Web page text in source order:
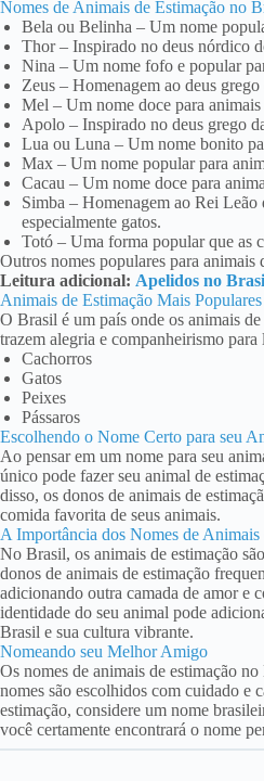
Nomes de Animais de Estimação no
Bela ou Belinha – Um nome
Thor – Inspirado no deus nórdico
Nina – Um nome fofo e popular
Zeus – Homenagem ao deus
Mel – Um nome doce para
Apolo – Inspirado no deus grego
Lua ou Luna – Um nome bonito
Max – Um nome popular para
Cacau – Um nome doce para
Simba – Homenagem ao Rei
especialmente gatos.
Totó – Uma forma popular que as
Outros nomes populares para
Leitura adicional: Apelidos no
Animais de Estimação Mais
O Brasil é um país onde os animais
trazem alegria e companheirismo
Cachorros
Gatos
Peixes
Pássaros
Escolhendo o Nome Certo para seu
Ao pensar em um nome para seu
único pode fazer seu animal de
disso, os donos de animais de
comida favorita de seus animais.
A Importância dos Nomes de
No Brasil, os animais de estimação
donos de animais de estimação
adicionando outra camada de amor e
identidade do seu animal pode
Brasil e sua cultura vibrante.
Nomeando seu Melhor Amigo
Os nomes de animais de estimação
nomes são escolhidos com cuidado e
estimação, considere um nome
você certamente encontrará o nome